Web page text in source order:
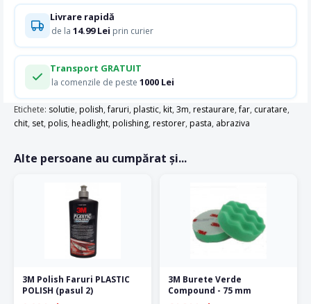
Livrare rapidă
de la 14.99 Lei prin curier
Transport GRATUIT
la comenzile de peste 1000 Lei
Etichete: solutie, polish,faruri, plastic, kit, 3m, restaurare,far, curatare,
chit, set, polis, headlight, polishing, restorer, pasta, abraziva
Alte persoane au cumpărat și...
3M Polish Faruri PLASTIC
POLISH (pasul 2)
3M Burete Verde
Compound - 75 mm